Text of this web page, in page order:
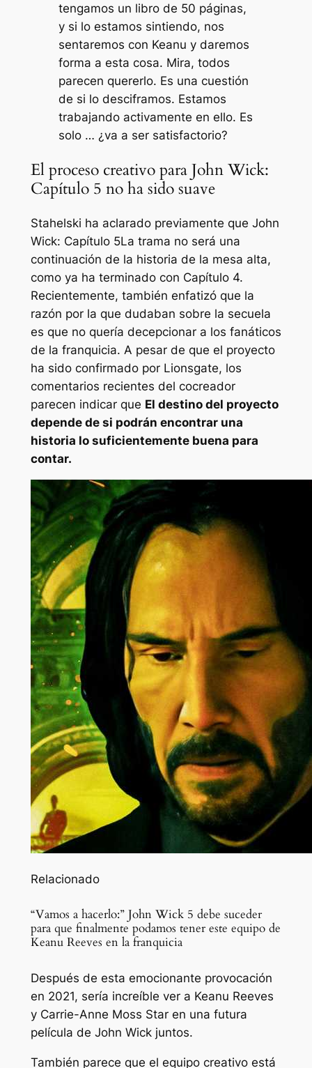
tengamos un libro de 50 páginas,
y si lo estamos sintiendo, nos
sentaremos con Keanu y daremos
forma a esta cosa. Mira, todos
parecen quererlo. Es una cuestión
de si lo desciframos. Estamos
trabajando activamente en ello. Es
solo … ¿va a ser satisfactorio?
El proceso creativo para John Wick:
Capítulo 5 no ha sido suave
Stahelski ha aclarado previamente que John
Wick: Capítulo 5La trama no será una
continuación de la historia de la mesa alta,
como ya ha terminado con Capítulo 4.
Recientemente, también enfatizó que la
razón por la que dudaban sobre la secuela
es que no quería decepcionar a los fanáticos
de la franquicia. A pesar de que el proyecto
ha sido confirmado por Lionsgate, los
comentarios recientes del cocreador
parecen indicar que El destino del proyecto
depende de si podrán encontrar una
historia lo suficientemente buena para
contar.
Relacionado
“Vamos a hacerlo:” John Wick 5 debe suceder
para que finalmente podamos tener este equipo de
Keanu Reeves en la franquicia
Después de esta emocionante provocación
en 2021, sería increíble ver a Keanu Reeves
y Carrie-Anne Moss Star en una futura
película de John Wick juntos.
También parece que el equipo creativo está